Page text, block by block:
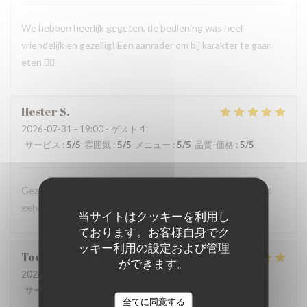
当サイトはクッキーを利用し
ております。お客様自身でク
ッキー利用の設定および管理
ができます。
全てに同意する
We hebben heerlijk gegeten, de bediening was heel
vriendelijk en gezellig! Een aanrader om bij karakter te gaan
eten 👍🏻
Hester S
2026-07-31 - 19:00 - ゲスト 4
サービス : 5/5 雰囲気 : 5/5 メニュー : 5/5 品質-価格 : 5/5
Gezellig zitten, lekker gegeten, kortom een heerlijke avond
gehad!
Toos
2026-07-30
サービス
4/5 メニュー:4/5